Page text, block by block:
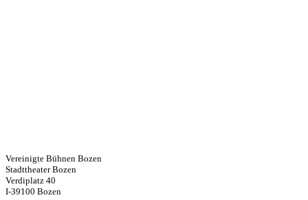
Vereinigte Bühnen Bozen
Stadttheater Bozen
Verdiplatz 40
I-39100 Bozen